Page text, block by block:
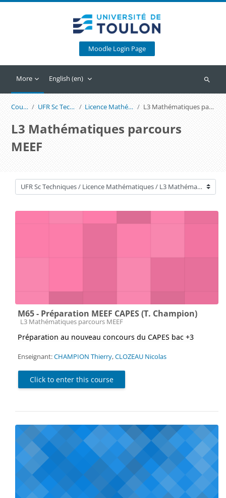
Moodle Login Page
More English ‎(en)‎
Search
Courses UFR Sc Techniques Licence Mathématiques L3 Mathématiques parcours MEEF
L3 Mathématiques parcours
MEEF
Course categories
M65 - Préparation MEEF CAPES (T. Champion)
Course category
L3 Mathématiques parcours MEEF
Préparation au nouveau concours du CAPES bac +3
Enseignant:CHAMPION Thierry,CLOZEAU Nicolas
Click to enter this course